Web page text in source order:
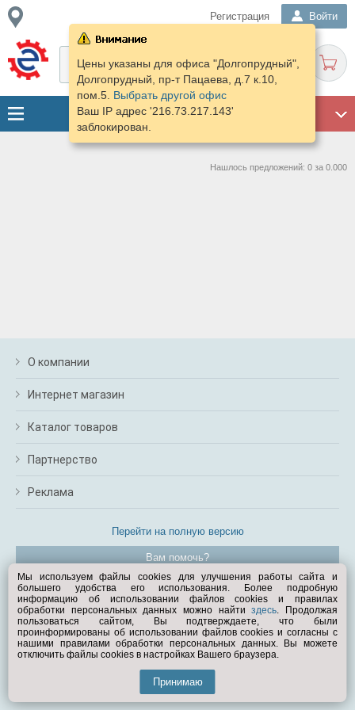
Регистрация Войти
Цены указаны для офиса "Долгопрудный",
Долгопрудный, пр-т Пацаева, д.7 к.10,
пом.5. Выбрать другой офис
Ваш IP адрес '216.73.217.143'
заблокирован.
Нашлось предложений: 0 за 0.000
О компании
Интернет магазин
Каталог товаров
Партнерство
Реклама
Перейти на полную версию
Вам помочь?
© Exist.ru 1998—2026
Мы используем файлы cookies для улучшения работы сайта и
большего удобства его использования. Более подробную
информацию об использовании файлов cookies и правилах
обработки персональных данных можно найтиздесь. Продолжая
пользоваться сайтом, Вы подтверждаете, что были
проинформированы об использовании файлов cookies и согласны с
нашими правилами обработки персональных данных. Вы можете
отключить файлы cookies в настройках Вашего браузера.
Принимаю